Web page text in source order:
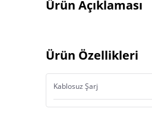
Ürün Açıklaması
Ürün Özellikleri
Kablosuz Şarj